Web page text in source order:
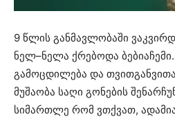
9 წლის განმავლობაში
ნელ–ნელა ქრებოდა
გამოცდილება და
მუშაობა საღი გონების
სიმართლე რომ ვთქვათ,